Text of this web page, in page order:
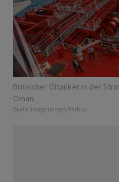
Britischer Öltanker in der
Oman.
Quelle: imago images/Xinhua